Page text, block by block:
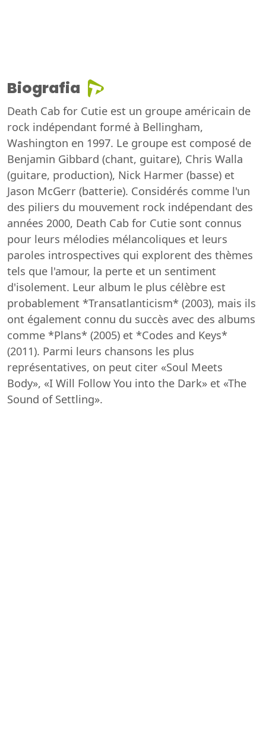
Biografia
Death Cab for Cutie est un groupe américain de
rock indépendant formé à Bellingham,
Washington en 1997. Le groupe est composé de
Benjamin Gibbard (chant, guitare), Chris Walla
(guitare, production), Nick Harmer (basse) et
Jason McGerr (batterie). Considérés comme l'un
des piliers du mouvement rock indépendant des
années 2000, Death Cab for Cutie sont connus
pour leurs mélodies mélancoliques et leurs
paroles introspectives qui explorent des thèmes
tels que l'amour, la perte et un sentiment
d'isolement. Leur album le plus célèbre est
probablement *Transatlanticism* (2003), mais ils
ont également connu du succès avec des albums
comme *Plans* (2005) et *Codes and Keys*
(2011). Parmi leurs chansons les plus
représentatives, on peut citer «Soul Meets
Body», «I Will Follow You into the Dark» et «The
Sound of Settling».